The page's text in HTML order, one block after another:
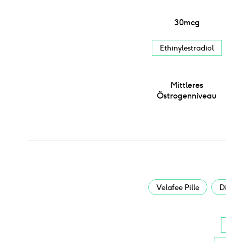
30mcg
Ethinylestradiol
Mittleres
Östrogenniveau
Velafee Pille